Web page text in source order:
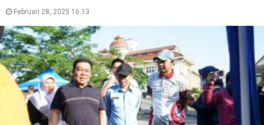
Februari 28, 2025 16:13